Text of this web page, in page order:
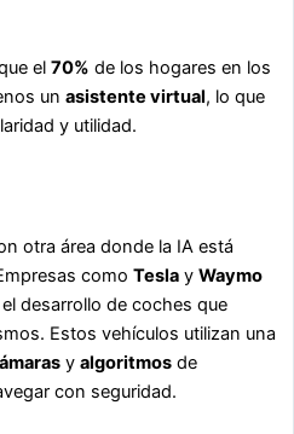
el 70% de los hogares en los
un asistente virtual, lo que
y utilidad.
otra área donde la IA está
como Tesla y Waymo
desarrollo de coches que
Estos vehículos utilizan una
y algoritmos de
con seguridad.